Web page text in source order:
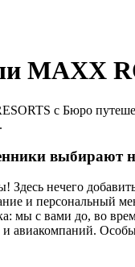
MAXX
с Бюро
выбирают
Здесь нечего
и персональный
мы с вами до, во
авиакомпаний.